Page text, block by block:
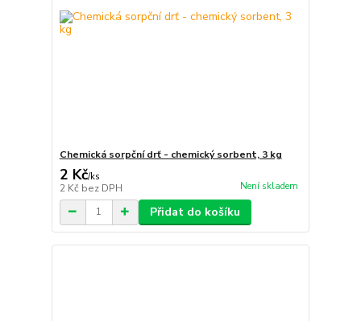
Chemická sorpční drť - chemický sorbent, 3 kg
2 Kč/ks
2 Kč bez DPH Není skladem
Přidat do košíku